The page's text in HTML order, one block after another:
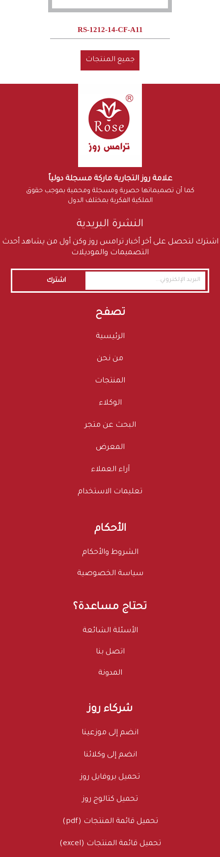
RS-1212-14-CF-A11
جميع المنتجات
علامة روز التجارية ماركة مسجلة دولياً
كما أن تصميماتها حصرية ومسجلة ومحمية بموجب حقوق
الملكية الفكرية بمختلف الدول
النشرة البريدية
اشترك لتحصل على أخر أخبار ترامس روز وكن أول من يشاهد أحدث
التصميمات والموديلات
اشترك
تصفح
الرئيسية
من نحن
المنتجات
الوكلاء
البحث عن متجر
المعرض
آراء العملاء
تعليمات الاستخدام
الأحكام
الشروط والأحكام
سياسة الخصوصية
تحتاج مساعدة؟
الأسئلة الشائعة
اتصل بنا
المدونة
شركاء روز
انضم إلى موزعينا
انضم إلى وكلائنا
تحميل بروفايل روز
تحميل كتالوج روز
تحميل قائمة المنتجات (pdf)
تحميل قائمة المنتجات (excel)